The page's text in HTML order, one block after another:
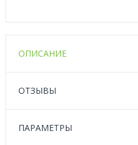
ОПИСАНИЕ
ОТЗЫВЫ
ПАРАМЕТРЫ